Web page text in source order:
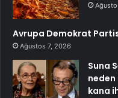
Avrupa Demokrat
Ağustos 7, 2026
Suna
neden
kana